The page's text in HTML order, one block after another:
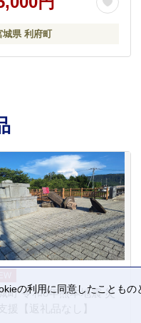
城県 利府町
町 令和8年熊本地震 災
支援【返礼品なし】
の利用に同意したこともの